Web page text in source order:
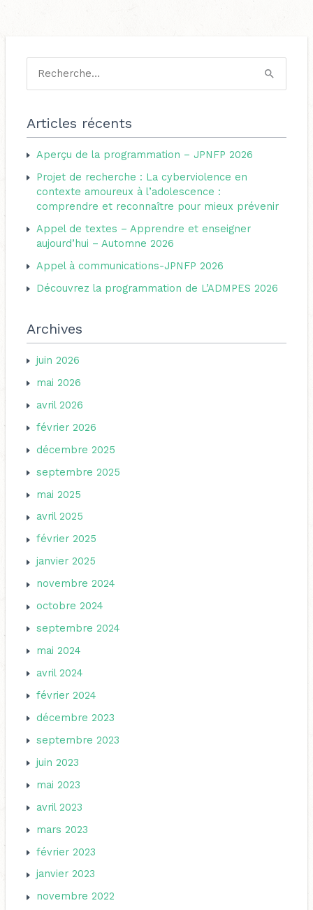
c
h
e
r
Articles récents
Aperçu de la programmation – JPNFP 2026
Projet de recherche : La cyberviolence en
contexte amoureux à l’adolescence :
comprendre et reconnaître pour mieux prévenir
Appel de textes – Apprendre et enseigner
aujourd’hui – Automne 2026
Appel à communications-JPNFP 2026
Découvrez la programmation de L’ADMPES 2026
Archives
juin 2026
mai 2026
avril 2026
février 2026
décembre 2025
septembre 2025
mai 2025
avril 2025
février 2025
janvier 2025
novembre 2024
octobre 2024
septembre 2024
mai 2024
avril 2024
février 2024
décembre 2023
septembre 2023
juin 2023
mai 2023
avril 2023
mars 2023
février 2023
janvier 2023
novembre 2022
g
s